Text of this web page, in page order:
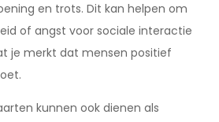
en trots. Dit kan helpen om
of angst voor sociale interactie
je merkt dat mensen positief
kunnen ook dienen als